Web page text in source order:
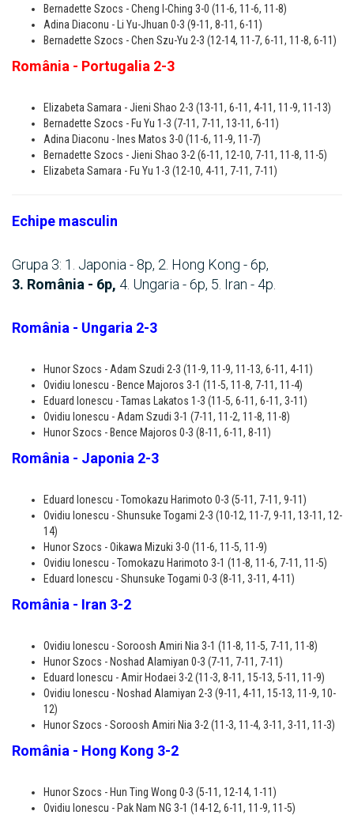
Bernadette Szocs - Cheng I-Ching 3-0 (11-6, 11-6, 11-8)
Adina Diaconu - Li Yu-Jhuan 0-3 (9-11, 8-11, 6-11)
Bernadette Szocs - Chen Szu-Yu 2-3 (12-14, 11-7, 6-11, 11-8, 6-11)
România - Portugalia 2-3
Elizabeta Samara - Jieni Shao 2-3 (13-11, 6-11, 4-11, 11-9, 11-13)
Bernadette Szocs - Fu Yu 1-3 (7-11, 7-11, 13-11, 6-11)
Adina Diaconu - Ines Matos 3-0 (11-6, 11-9, 11-7)
Bernadette Szocs - Jieni Shao 3-2 (6-11, 12-10, 7-11, 11-8, 11-5)
Elizabeta Samara - Fu Yu 1-3 (12-10, 4-11, 7-11, 7-11)
Echipe masculin
Grupa 3: 1. Japonia - 8p, 2. Hong Kong - 6p,
3. România - 6p, 4. Ungaria - 6p, 5. Iran - 4p.
România - Ungaria 2-3
Hunor Szocs - Adam Szudi 2-3 (11-9, 11-9, 11-13, 6-11, 4-11)
Ovidiu Ionescu - Bence Majoros 3-1 (11-5, 11-8, 7-11, 11-4)
Eduard Ionescu - Tamas Lakatos 1-3 (11-5, 6-11, 6-11, 3-11)
Ovidiu Ionescu - Adam Szudi 3-1 (7-11, 11-2, 11-8, 11-8)
Hunor Szocs - Bence Majoros 0-3 (8-11, 6-11, 8-11)
România - Japonia 2-3
Eduard Ionescu - Tomokazu Harimoto 0-3 (5-11, 7-11, 9-11)
Ovidiu Ionescu - Shunsuke Togami 2-3 (10-12, 11-7, 9-11, 13-11, 12-
14)
Hunor Szocs - Oikawa Mizuki 3-0 (11-6, 11-5, 11-9)
Ovidiu Ionescu - Tomokazu Harimoto 3-1 (11-8, 11-6, 7-11, 11-5)
Eduard Ionescu - Shunsuke Togami 0-3 (8-11, 3-11, 4-11)
România - Iran 3-2
Ovidiu Ionescu - Soroosh Amiri Nia 3-1 (11-8, 11-5, 7-11, 11-8)
Hunor Szocs - Noshad Alamiyan 0-3 (7-11, 7-11, 7-11)
Eduard Ionescu - Amir Hodaei 3-2 (11-3, 8-11, 15-13, 5-11, 11-9)
Ovidiu Ionescu - Noshad Alamiyan 2-3 (9-11, 4-11, 15-13, 11-9, 10-
12)
Hunor Szocs - Soroosh Amiri Nia 3-2 (11-3, 11-4, 3-11, 3-11, 11-3)
România - Hong Kong 3-2
Hunor Szocs - Hun Ting Wong 0-3 (5-11, 12-14, 1-11)
Ovidiu Ionescu - Pak Nam NG 3-1 (14-12, 6-11, 11-9, 11-5)